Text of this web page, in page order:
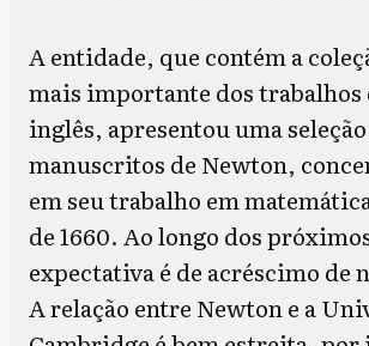
A entidade, que contém a
mais importante dos
inglês, apresentou uma
manuscritos de Newton,
em seu trabalho em
de 1660. Ao longo dos
expectativa é de acréscimo de
A relação entre Newton e a